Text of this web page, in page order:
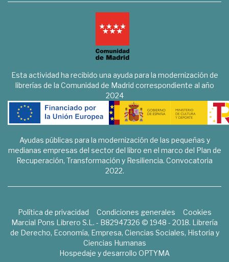
Esta actividad ha recibido una ayuda para la modernización de
librerías de la Comunidad de Madrid correspondiente al año
2024
Ayudas públicas para la modernización de las pequeñas y
medianas empresas del sector del libro en el marco del Plan de
Recuperación, Transformación y Resiliencia. Convocatoria
2022.
Política de privacidad Condiciones generales
Cookies
Marcial Pons Librero S.L. - B82947326 © 1948 - 2018. Librería
de Derecho, Economía, Empresa, Ciencias Sociales, Historia y
Ciencias Humanas
Hospedaje y desarrollo OPTYMA